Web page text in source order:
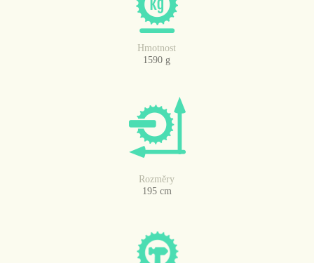
Hmotnost
1590 g
Rozměry
195 cm